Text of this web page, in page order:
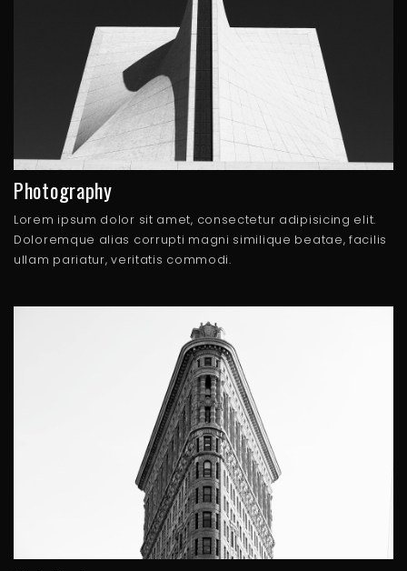
Photography
Lorem ipsum dolor sit amet, consectetur adipisicing elit.
Doloremque alias corrupti magni similique beatae, facilis
ullam pariatur, veritatis commodi.